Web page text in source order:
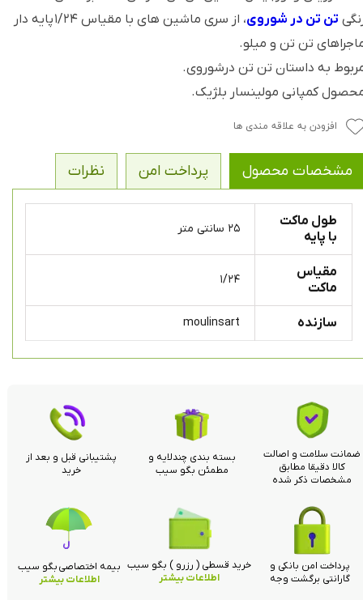
تن تن در شوروی
، از سری ماشین های با مقیاس ۱/۲۴ پایه دار
تن تن و میلو.
به داستان تن تن درشوروی.
کمپانی مولینسار بلژیک.
افزودن به علاقه مندی ها
مشخصات محصول پرداخت امن نظرات
طول ماکت
با پایه
۲۵ سانتی متر
مقیاس
ماکت
۱/۲۴
سازنده moulinsart
ضمانت سلامت و اصالت
کالا دقیقا مطابق
مشخصات ذکر شده
بسته بندی چندلایه و
مطمئن بگو سیب
پشتیبانی قبل و بعد از
خرید
خرید قسطی ( رزرو ) بگو سیب
اطلاعات بیشتر
پرداخت امن بانکی و
گارانتی برگشت وجه
بیمه اختصاصی بگو سیب
اطلاعات بیشتر